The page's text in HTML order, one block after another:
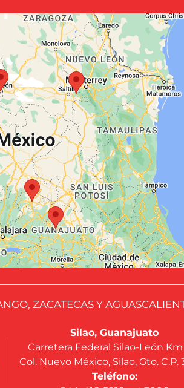
ZACATECAS Y
Silao, Guanajuato
Carretera Federal Silao-León Km
Col. Nuevo México, Silao, Gto. C.P.
Teléfono: